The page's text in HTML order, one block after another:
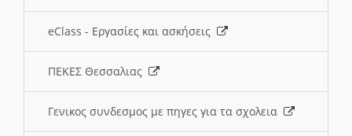
eClass - Εργασίες και ασκήσεις
ΠΕΚΕΣ Θεσσαλιας
Γενικος συνδεσμος με πηγες για τα σχολεια